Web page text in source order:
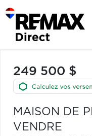
249 500 $
MAISON DE
VENDRE